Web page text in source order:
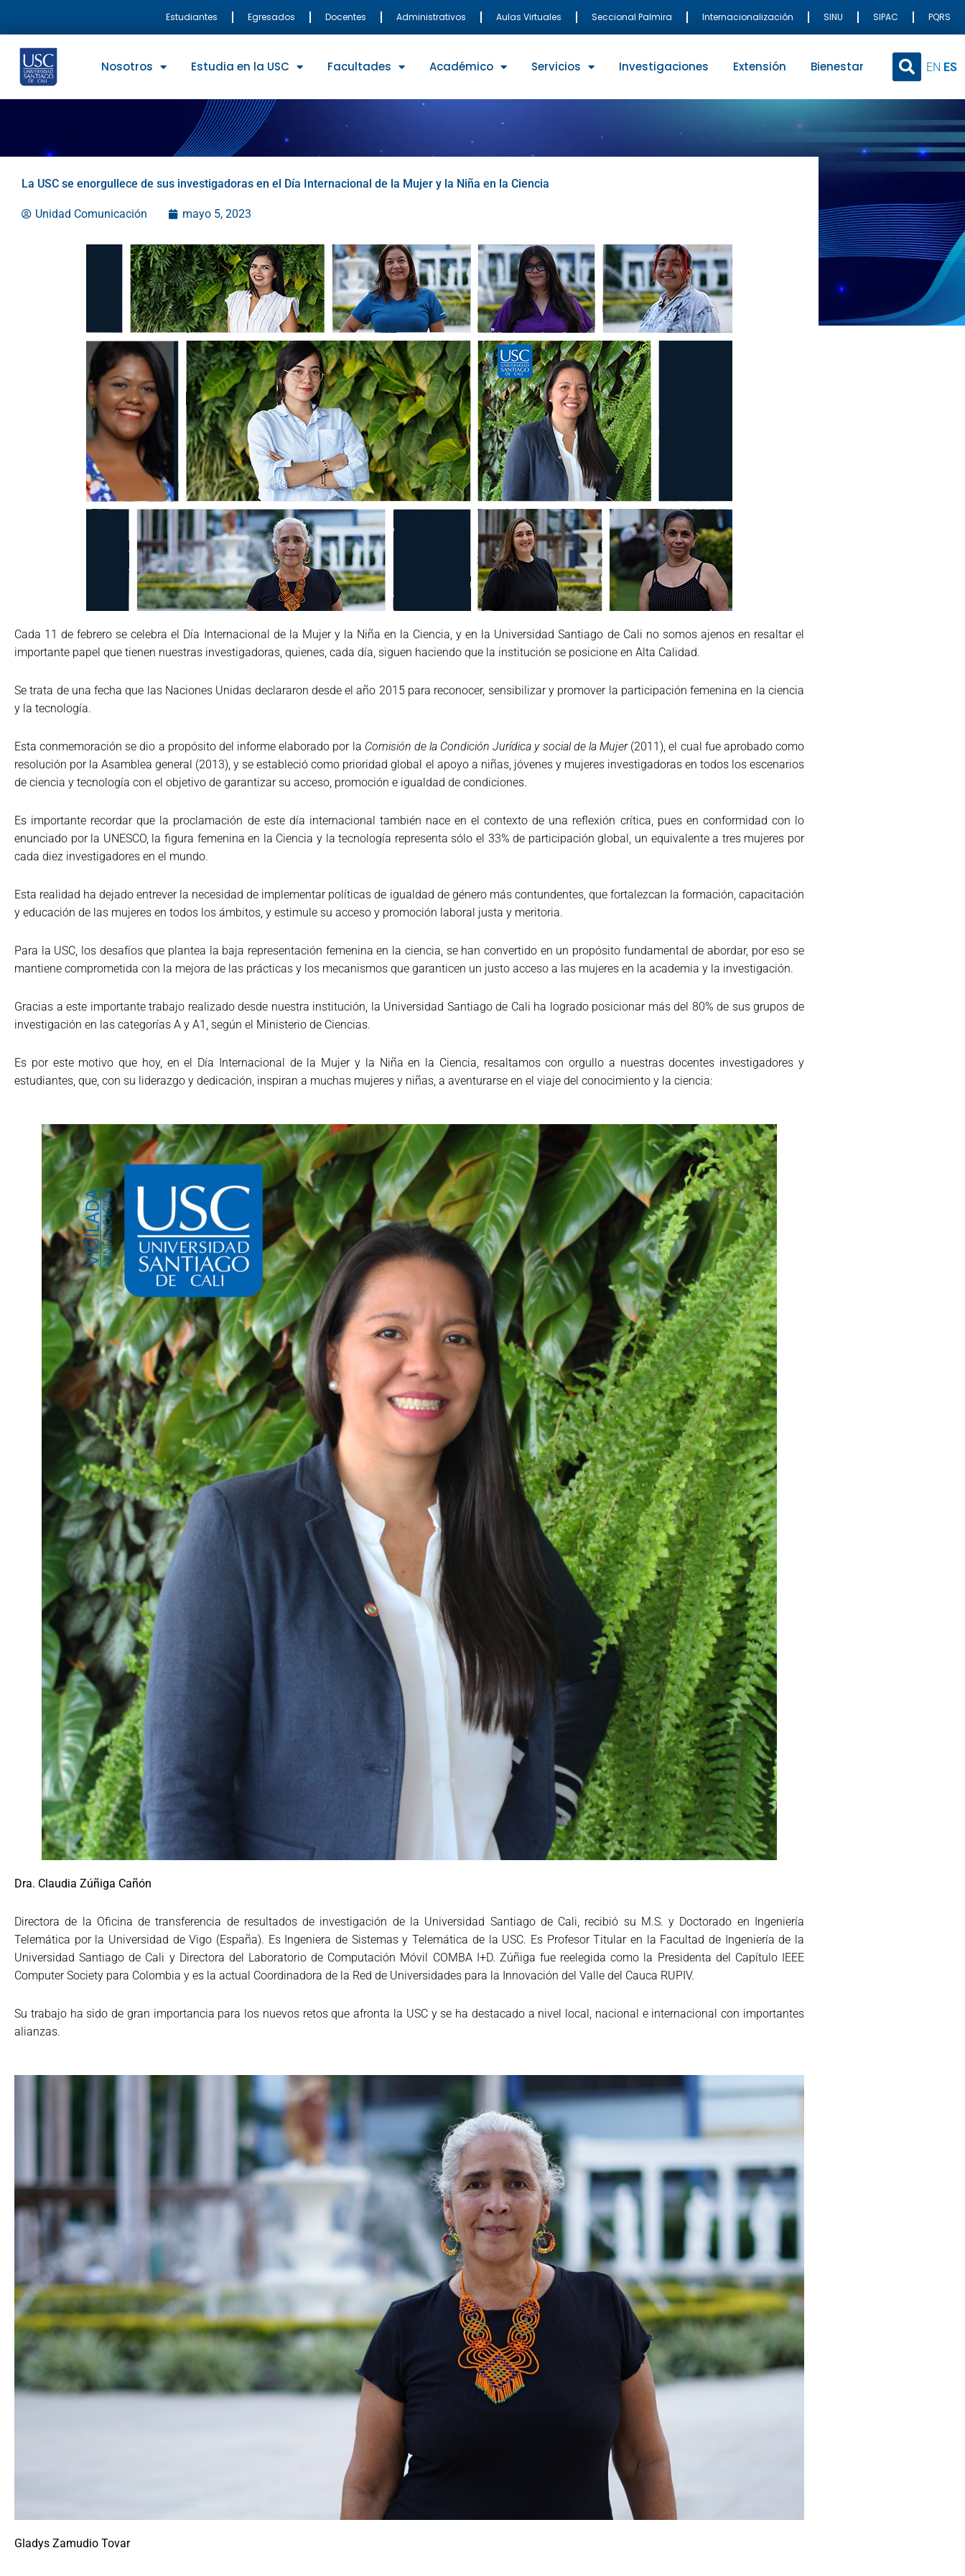
contenido
Estudiantes Egresados Docentes Administrativos Aulas Virtuales Seccional Palmira Internacionalización SINU SIPAC PQRS
Nosotros Estudia en la USC Facultades Académico Servicios Investigaciones Extensión Bienestar EN ES
La USC se enorgullece de sus investigadoras en el Día Internacional de la Mujer y la Niña en la Ciencia
Unidad Comunicación mayo 5, 2023
Cada 11 de febrero se celebra el Día Internacional de la Mujer y la Niña en la Ciencia, y en la Universidad Santiago de Cali no somos ajenos en resaltar el
importante papel que tienen nuestras investigadoras, quienes, cada día, siguen haciendo que la institución se posicione en Alta Calidad.
Se trata de una fecha que las Naciones Unidas declararon desde el año 2015 para reconocer, sensibilizar y promover la participación femenina en la ciencia
y la tecnología.
Esta conmemoración se dio a propósito del informe elaborado por la Comisión de la Condición Jurídica y social de la Mujer(2011), el cual fue aprobado como
resolución por la Asamblea general (2013), y se estableció como prioridad global el apoyo a niñas, jóvenes y mujeres investigadoras en todos los escenarios
de ciencia y tecnología con el objetivo de garantizar su acceso, promoción e igualdad de condiciones.
Es importante recordar que la proclamación de este día internacional también nace en el contexto de una reflexión crítica, pues en conformidad con lo
enunciado por la UNESCO, la figura femenina en la Ciencia y la tecnología representa sólo el 33% de participación global, un equivalente a tres mujeres por
cada diez investigadores en el mundo.
Esta realidad ha dejado entrever la necesidad de implementar políticas de igualdad de género más contundentes, que fortalezcan la formación, capacitación
y educación de las mujeres en todos los ámbitos, y estimule su acceso y promoción laboral justa y meritoria.
Para la USC, los desafíos que plantea la baja representación femenina en la ciencia, se han convertido en un propósito fundamental de abordar, por eso se
mantiene comprometida con la mejora de las prácticas y los mecanismos que garanticen un justo acceso a las mujeres en la academia y la investigación.
Gracias a este importante trabajo realizado desde nuestra institución, la Universidad Santiago de Cali ha logrado posicionar más del 80% de sus grupos de
investigación en las categorías A y A1, según el Ministerio de Ciencias.
Es por este motivo que hoy, en el Día Internacional de la Mujer y la Niña en la Ciencia, resaltamos con orgullo a nuestras docentes investigadores y
estudiantes, que, con su liderazgo y dedicación, inspiran a muchas mujeres y niñas, a aventurarse en el viaje del conocimiento y la ciencia:
Dra. Claudia Zúñiga Cañón
Directora de la Oficina de transferencia de resultados de investigación de la Universidad Santiago de Cali, recibió su M.S. y Doctorado en Ingeniería
Telemática por la Universidad de Vigo (España). Es Ingeniera de Sistemas y Telemática de la USC. Es Profesor Titular en la Facultad de Ingeniería de la
Universidad Santiago de Cali y Directora del Laboratorio de Computación Móvil COMBA I+D. Zúñiga fue reelegida como la Presidenta del Capítulo IEEE
Computer Society para Colombia y es la actual Coordinadora de la Red de Universidades para la Innovación del Valle del Cauca RUPIV.
Su trabajo ha sido de gran importancia para los nuevos retos que afronta la USC y se ha destacado a nivel local, nacional e internacional con importantes
alianzas.
Gladys Zamudio Tovar